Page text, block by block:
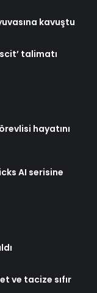
kavuştu
talimatı
hayatını
AI serisine
ve tacize sıfır